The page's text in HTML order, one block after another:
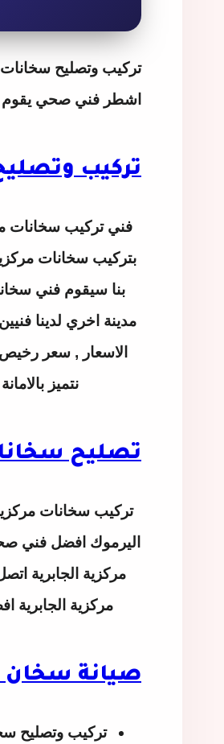
تركيب وتصليح
اشطر فني صحي يقوم
تركيب
فنيتركيب سخانات
بتركيب سخانات
بنا سيقوم فني
مدينة اخري لدينا
الاسعار , سعر
نتميز
تصليح
تركيب سخانات
اليرموك افضل فني
مركزية الجابرية
صيانة سخان
تركيب وتصليح